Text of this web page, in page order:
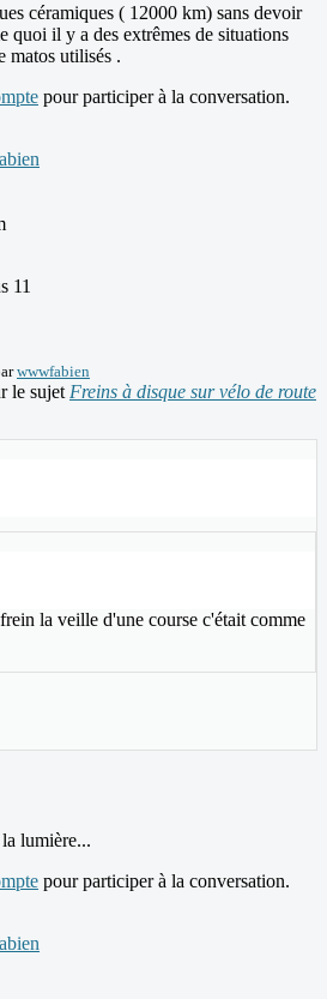
céramiques ( 12000 km) sans devoir
quoi il y a des extrêmes de situations
matos utilisés .
pour participer à la conversation.
11
wwwfabien
le sujet Freins à disque sur vélo de route
la veille d'une course c'était comme
lumière...
pour participer à la conversation.